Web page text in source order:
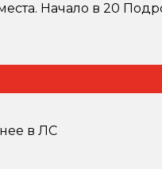
Начало в 20
в ЛС